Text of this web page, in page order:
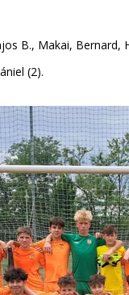
B., Makai, Bernard,
(2).